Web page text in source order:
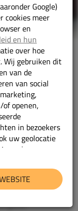
PDC
PDC
Google)
cookies meer
en
en hun
over hoe
Wij gebruiken dit
van de
van social
openen,
in bezoekers
uw geolocatie
voor
incookie-
policy.